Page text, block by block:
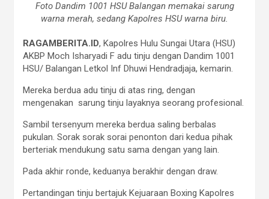
Foto Dandim 1001 HSU Balangan memakai sarung
warna merah, sedang Kapolres HSU warna biru.
RAGAMBERITA.ID, Kapolres Hulu Sungai Utara (HSU)
AKBP Moch Isharyadi F adu tinju dengan Dandim 1001
HSU/ Balangan Letkol Inf Dhuwi Hendradjaja, kemarin.
Mereka berdua adu tinju di atas ring, dengan
mengenakan sarung tinju layaknya seorang profesional.
Sambil tersenyum mereka berdua saling berbalas
pukulan. Sorak sorak sorai penonton dari kedua pihak
berteriak mendukung satu sama dengan yang lain.
Pada akhir ronde, keduanya berakhir dengan draw.
Pertandingan tinju bertajuk Kejuaraan Boxing Kapolres